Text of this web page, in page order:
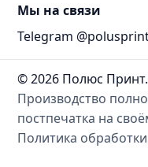
Мы на связи
Telegram
© 2026 Полюс Принт.
Производство
постпечатка на
Политика